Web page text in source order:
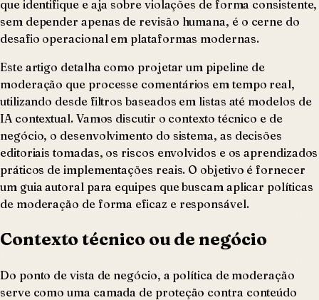
que identifique e aja sobre violações de forma consistente,
sem depender apenas de revisão humana, é o cerne do
desafio operacional em plataformas modernas.
Este artigo detalha como projetar um pipeline de
moderação que processe comentários em tempo real,
utilizando desde filtros baseados em listas até modelos de
IA contextual. Vamos discutir o contexto técnico e de
negócio, o desenvolvimento do sistema, as decisões
editoriais tomadas, os riscos envolvidos e os aprendizados
práticos de implementações reais. O objetivo é fornecer
um guia autoral para equipes que buscam aplicar políticas
de moderação de forma eficaz e responsável.
Contexto técnico ou de negócio
Do ponto de vista de negócio, a política de moderação
serve como uma camada de proteção contra conteúdo